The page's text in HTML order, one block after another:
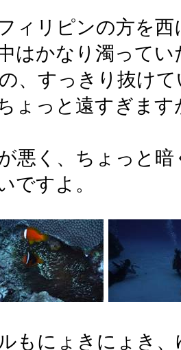
ィリピンの方を西
はかなり濁って
、すっきり抜け
ょっと遠すぎま
悪く、ちょっと
ですよ。
もにょきにょき